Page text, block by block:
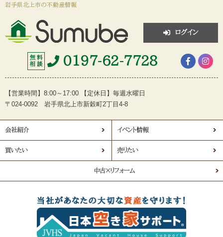
岩手県北上市の不動産情報
ログイン
無 料
相 談
0197-62-7728
【営業時間】8:00～17:00 【定休日】毎週水曜日
〒024-0092 岩手県北上市新穀町2丁目4-8
会社紹介 イベント情報
買いたい 売りたい
中古×リフォーム